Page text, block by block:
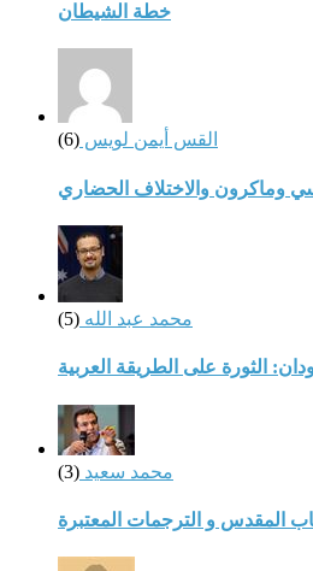
خطة الشيطان
القس أيمن لويس (6)
وماكرون والاختلاف الحضاري
محمد عبد الله (5)
الثورة على الطريقة العربية
محمد سعيد (3)
المقدس و الترجمات المعتبرة